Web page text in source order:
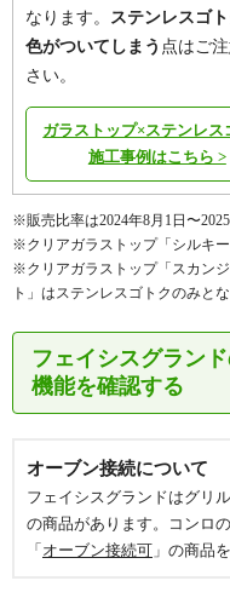
なります。 ステンレスゴ
色がついてしまう 点はご
さい。
ガラストップ×ステンレス
施工事例はこちら >
※販売比率は2024年8月1日〜
※クリアガラストップ「シルキ
※クリアガラストップ「スカン
ト」はステンレスゴトクのみと
フェイシスグラン
機能を確認する
オーブン接続について
フェイシスグランドはグリ
の商品があります。コンロ
「 オーブン接続可 」の商品